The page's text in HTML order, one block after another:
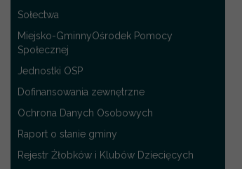
Sołectwa
Miejsko-GminnyOśrodek Pomocy
Społecznej
Jednostki OSP
Dofinansowania zewnętrzne
Ochrona Danych Osobowych
Raport o stanie gminy
Rejestr Żłobków i Klubów Dziecięcych